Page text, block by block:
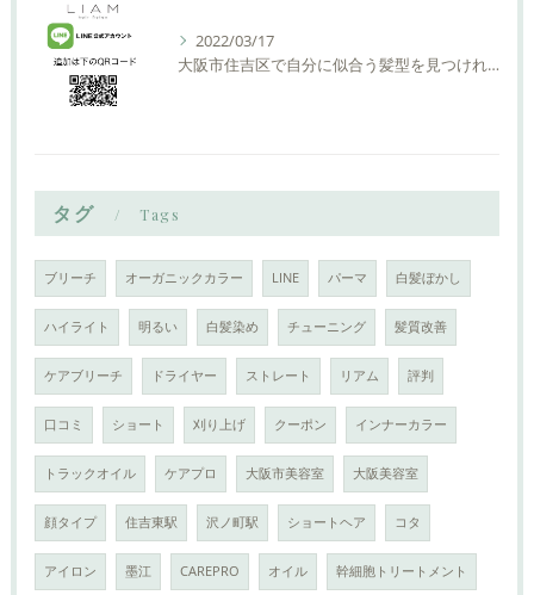
2022/03/17
大阪市住吉区で自分に似合う髪型を見つけれる美容室ーLIAM hair Relaxーリアムヘアーリラックス
タグ Tags
ブリーチ オーガニックカラー LINE パーマ 白髪ぼかし
ハイライト 明るい 白髪染め チューニング 髪質改善
ケアブリーチ ドライヤー ストレート リアム 評判
口コミ ショート 刈り上げ クーポン インナーカラー
トラックオイル ケアプロ 大阪市美容室 大阪美容室
顔タイプ 住吉東駅 沢ノ町駅 ショートヘア コタ
アイロン 墨江 CAREPRO オイル 幹細胞トリートメント